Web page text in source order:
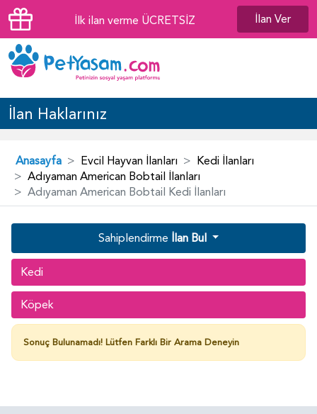
İlk ilan verme ÜCRETSİZ İlan Ver
İlan Haklarınız
Anasayfa Evcil Hayvan İlanları
Kedi İlanları
Adıyaman American Bobtail İlanları
Adıyaman American Bobtail Kedi İlanları
Sahiplendirme İlan Bul
Kedi
Köpek
Sonuç Bulunamadı! Lütfen Farklı Bir Arama Deneyin